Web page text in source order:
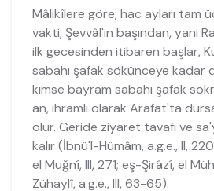
Mâlikîlere göre, hac ayları tam
vakti, Şevvâl'in başından, yani
ilk gecesinden itibaren başlar,
sabahı şafak sökünceye kadar
kimse bayram sabahı şafak
an, ihramlı olarak Arafat'ta
olur. Geride ziyaret tavafı ve
kalır (İbnü'l-Hümâm, a.g.e., II,
el Muğnî, III, 271; eş-Şirâzî, el
Zühaylî, a.g.e., III, 63-65).